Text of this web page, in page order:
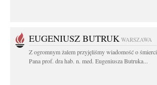
EUGENIUSZ BUTRUK WARSZAWA
Z ogromnym żalem przyjęliśmy wiadomość o śmierci
Pana prof. dra hab. n. med. Eugeniusza Butruka...